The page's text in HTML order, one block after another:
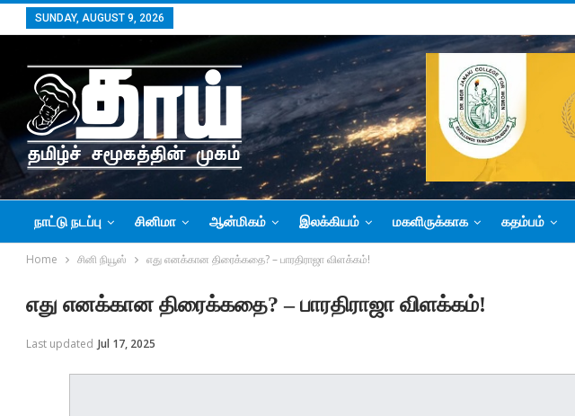
SUNDAY, AUGUST 9, 2026
நாட்டு நடப்பு சினிமா ஆன்மிகம் இலக்கியம் மகளிருக்காக கதம்பம்
Home சினி நியூஸ் எது எனக்கான திரைக்கதை? – பாரதிராஜா விளக்கம்!
எது எனக்கான திரைக்கதை? – பாரதிராஜா விளக்கம்!
Last updated Jul 17, 2025